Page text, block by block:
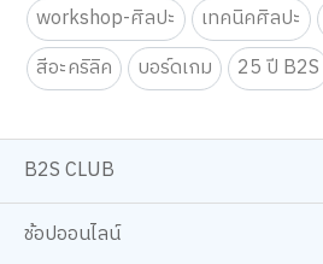
workshop-ศิลปะ
เทคนิคศิลปะ
สีอะคริลิค
บอร์ดเกม 25 ปี B2S
B2S CLUB
ช้อปออนไลน์